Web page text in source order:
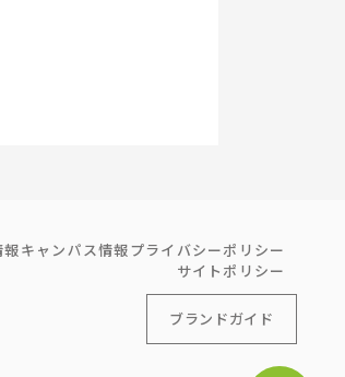
報キャンパス情報プライバシーポリシー
サイトポリシー
ブランドガイド